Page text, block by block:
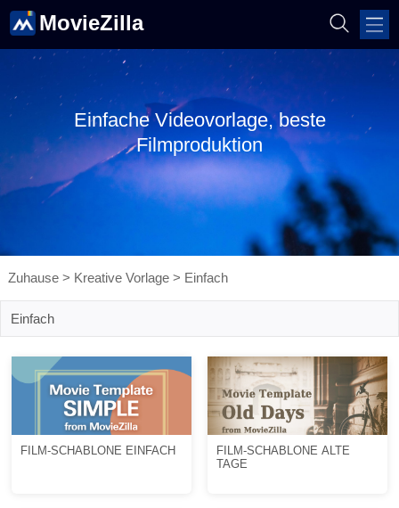
MovieZilla
Einfache Videovorlage, beste
Filmproduktion
Zuhause> Kreative Vorlage> Einfach
Einfach
FILM-SCHABLONE EINFACH
FILM-SCHABLONE ALTE
TAGE